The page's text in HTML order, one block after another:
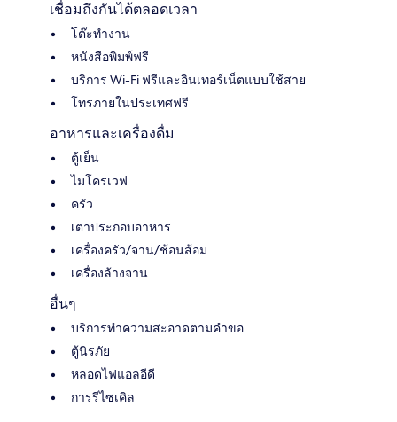
เชื่อมถึงกันได้ตลอดเวลา
โต๊ะทำงาน
หนังสือพิมพ์ฟรี
บริการ Wi-Fi ฟรีและอินเทอร์เน็ตแบบใช้สาย
โทรภายในประเทศฟรี
อาหารและเครื่องดื่ม
ตู้เย็น
ไมโครเวฟ
ครัว
เตาประกอบอาหาร
เครื่องครัว/จาน/ช้อนส้อม
เครื่องล้างจาน
อื่นๆ
บริการทำความสะอาดตามคำขอ
ตู้นิรภัย
หลอดไฟแอลอีดี
การรีไซเคิล